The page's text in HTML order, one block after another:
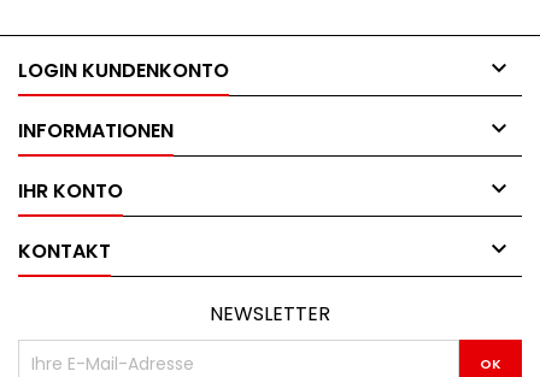
LOGIN KUNDENKONTO 
INFORMATIONEN 
IHR KONTO 
KONTAKT 
NEWSLETTER